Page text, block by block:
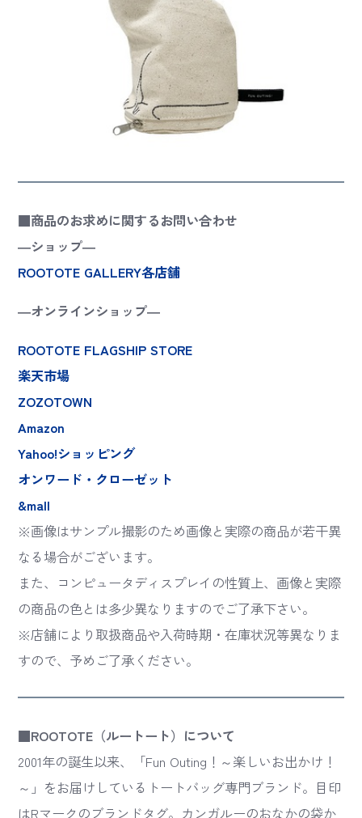
■商品のお求めに関するお問い合わせ
―ショップ―
ROOTOTE GALLERY各店舗
―オンラインショップ―
ROOTOTE FLAGSHIP STORE
楽天市場
ZOZOTOWN
Amazon
Yahoo!ショッピング
オンワード・クローゼット
&mall
※画像はサンプル撮影のため画像と実際の商品が若干異
なる場合がございます。
また、コンピュータディスプレイの性質上、画像と実際
の商品の色とは多少異なりますのでご了承下さい。
※店舗により取扱商品や入荷時期・在庫状況等異なりま
すので、予めご了承ください。
■ROOTOTE（ルートート）について
2001年の誕生以来、「Fun Outing！～楽しいお出かけ！
～」をお届けしているトートバッグ専門ブランド。目印
はRマークのブランドタグ。カンガルーのおなかの袋か